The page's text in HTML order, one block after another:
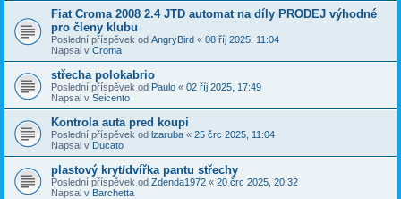
Fiat Croma 2008 2.4 JTD automat na díly PRODEJ výhodné
pro členy klubu
Poslední příspěvek od AngryBird « 08 říj 2025, 11:04
Napsal v Croma
střecha polokabrio
Poslední příspěvek od Paulo « 02 říj 2025, 17:49
Napsal v Seicento
Kontrola auta pred koupi
Poslední příspěvek od lzaruba « 25 črc 2025, 11:04
Napsal v Ducato
plastový kryt/dvířka pantu střechy
Poslední příspěvek od Zdenda1972 « 20 črc 2025, 20:32
Napsal v Barchetta